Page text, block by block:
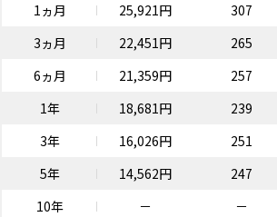
1ヵ月 25,921円 307
3ヵ月
22,451円 265
6ヵ月
21,359円 257
1年
18,681円 239
3年
16,026円 251
5年
14,562円 247
10年
－ －